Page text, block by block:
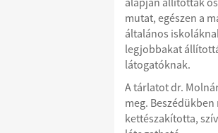
mutat, egészen a
általános
legjobbakat
látogatóknak.
A tárlatot dr.
meg.
kettészakította,